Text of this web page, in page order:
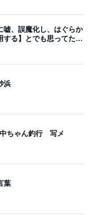
嘘、誤魔化し、はぐらか
する】とでも思ってたん
浜
衆で中ちゃん釣行 写メ
葉